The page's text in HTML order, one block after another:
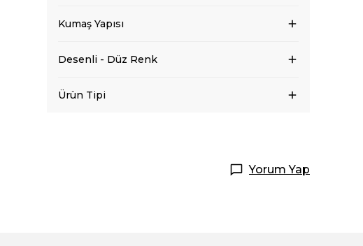
Kumaş Yapısı
Desenli - Düz Renk
Ürün Tipi
Yorum Yap